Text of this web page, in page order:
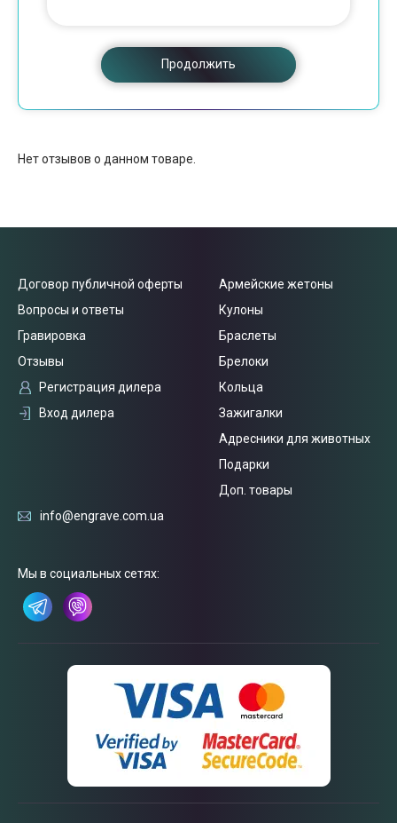
Продолжить
Нет отзывов о данном товаре.
Договор публичной оферты
Вопросы и ответы
Гравировка
Отзывы
Регистрация дилера
Вход дилера
Армейские жетоны
Кулоны
Браслеты
Брелоки
Кольца
Зажигалки
Адресники для животных
Подарки
Доп. товары
info@engrave.com.ua
Мы в социальных сетях: